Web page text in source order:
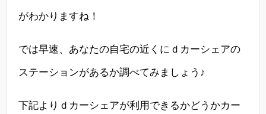
がわかりますね！
では早速、あなたの自宅の近くにｄカーシェアの
ステーションがあるか調べてみましょう♪
下記よりｄカーシェアが利用できるかどうかカー